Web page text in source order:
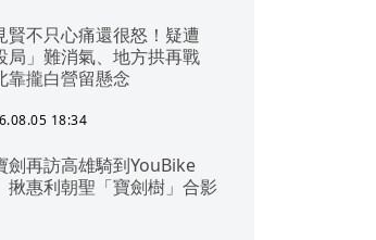
賢不只心痛還很怒！疑遭
局」難消氣、地方拱再戰
靠攏白營留懸念
18:34
劍再訪高雄騎到YouBike
惠利朝聖「寶劍樹」合影